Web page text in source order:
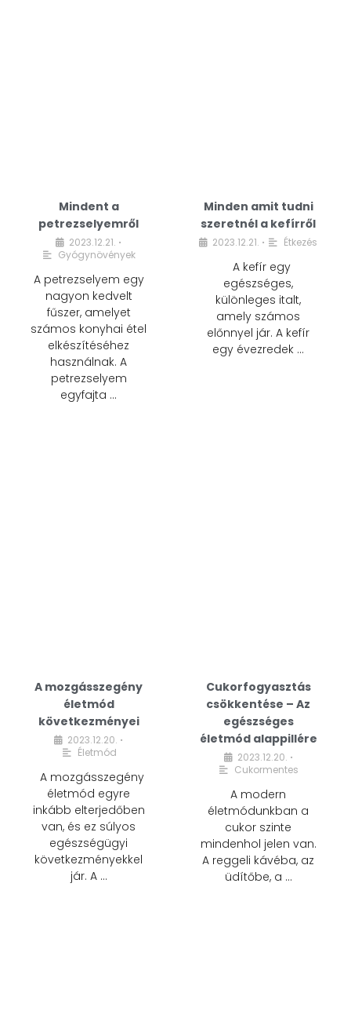
Mindent a
petrezselyemről
2023.12.21. •
Gyógynövények
A petrezselyem egy
nagyon kedvelt
fűszer, amelyet
számos konyhai étel
elkészítéséhez
használnak. A
petrezselyem
egyfajta …
Minden amit tudni
szeretnél a kefírről
2023.12.21. • Étkezés
A kefír egy
egészséges,
különleges italt,
amely számos
előnnyel jár. A kefír
egy évezredek …
A mozgásszegény
életmód
következményei
2023.12.20. •
Életmód
A mozgásszegény
életmód egyre
inkább elterjedőben
van, és ez súlyos
egészségügyi
következményekkel
jár. A …
Cukorfogyasztás
csökkentése – Az
egészséges
életmód alappillére
2023.12.20. •
Cukormentes
A modern
életmódunkban a
cukor szinte
mindenhol jelen van.
A reggeli kávéba, az
üdítőbe, a …